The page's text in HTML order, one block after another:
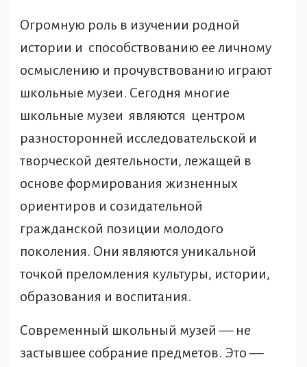
Огромную роль в изучении родной
истории и способствованию ее личному
осмыслению и прочувствованию играют
школьные музеи. Сегодня многие
школьные музеи являются центром
разносторонней исследовательской и
творческой деятельности, лежащей в
основе формирования жизненных
ориентиров и созидательной
гражданской позиции молодого
поколения. Они являются уникальной
точкой преломления культуры, истории,
образования и воспитания.
Современный школьный музей — не
застывшее собрание предметов. Это —